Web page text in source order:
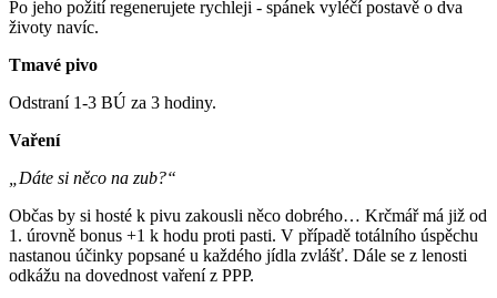
Po jeho požití regenerujete rychleji - spánek vyléčí postavě o dva
životy navíc.
Tmavé pivo
Odstraní 1-3 BÚ za 3 hodiny.
Vaření
„Dáte si něco na zub?“
Občas by si hosté k pivu zakousli něco dobrého… Krčmář má již od
1. úrovně bonus +1 k hodu proti pasti. V případě totálního úspěchu
nastanou účinky popsané u každého jídla zvlášť. Dále se z lenosti
odkážu na dovednost vaření z PPP.